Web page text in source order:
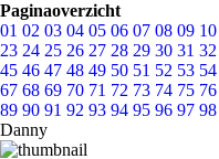
Paginaoverzicht
01 02 03 04 05 06 07 08 09 10
23 24 25 26 27 28 29 30 31 32
45 46 47 48 49 50 51 52 53 54
67 68 69 70 71 72 73 74 75 76
89 90 91 92 93 94 95 96 97 98
Danny